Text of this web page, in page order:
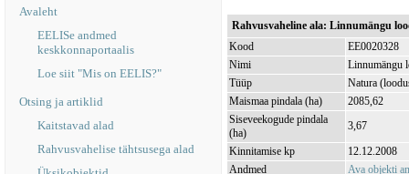
Avaleht
EELISe andmed
keskkonnaportaalis
Loe siit "Mis on EELIS?"
Otsing ja artiklid
Kaitstavad alad
Rahvusvahelise tähtsusega alad
Rahvusvaheline ala: Linnumängu
Kood
EE0020328
Nimi
Linnumängu
Tüüp
Natura
Maismaa pindala (ha)
2085,62
Siseveekogude pindala
(ha)
3,67
Kinnitamise kp
12.12.2008
Andmed
Ava objekti